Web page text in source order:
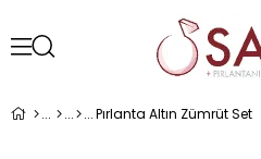
Pırlanta Altın Zümrüt Set